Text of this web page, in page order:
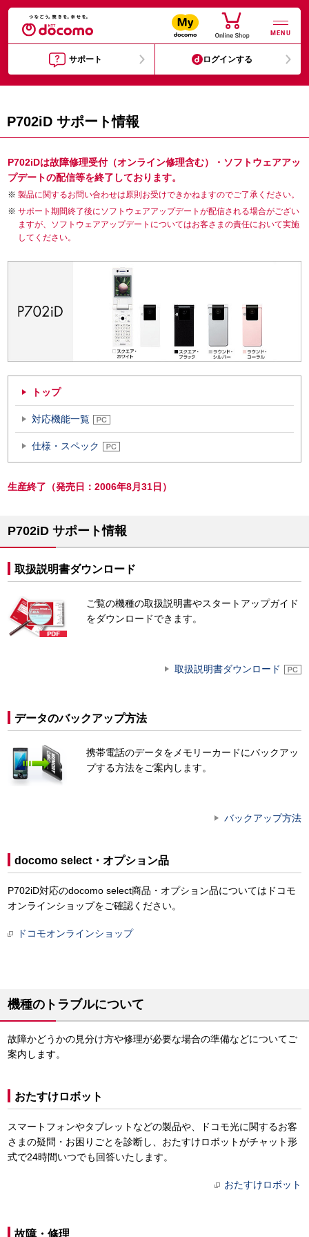
MENU
サポート ログインする
P702iD サポート情報
P702iDは故障修理受付（オンライン修理含む）・ソフトウェアアッ
プデートの配信等を終了しております。
製品に関するお問い合わせは原則お受けできかねますのでご了承ください。
サポート期間終了後にソフトウェアアップデートが配信される場合がござい
ますが、ソフトウェアアップデートについてはお客さまの責任において実施
してください。
トップ
対応機能一覧
仕様・スペック
生産終了（発売日：2006年8月31日）
P702iD サポート情報
取扱説明書ダウンロード
ご覧の機種の取扱説明書やスタートアップガイド
をダウンロードできます。
取扱説明書ダウンロード
データのバックアップ方法
携帯電話のデータをメモリーカードにバックアッ
プする方法をご案内します。
バックアップ方法
docomo select・オプション品
P702iD対応のdocomo select商品・オプション品についてはドコモ
オンラインショップをご確認ください。
ドコモオンラインショップ
機種のトラブルについて
故障かどうかの見分け方や修理が必要な場合の準備などについてご
案内します。
おたすけロボット
スマートフォンやタブレットなどの製品や、ドコモ光に関するお客
さまの疑問・お困りごとを診断し、おたすけロボットがチャット形
式で24時間いつでも回答いたします。
おたすけロボット
故障・修理